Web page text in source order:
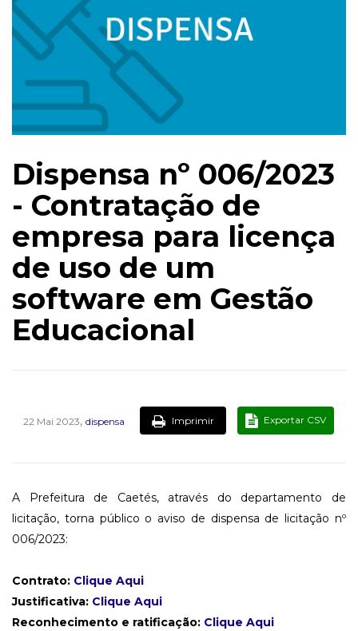
Dispensa nº 006/2023
- Contratação de
empresa para licença
de uso de um
software em Gestão
Educacional
22 Mai 2023, dispensa Imprimir Exportar CSV
A Prefeitura de Caetés, através do departamento de
licitação, torna público o aviso de dispensa de licitação nº
006/2023:
Contrato: Clique Aqui
Justificativa: Clique Aqui
Reconhecimento e ratificação: Clique Aqui